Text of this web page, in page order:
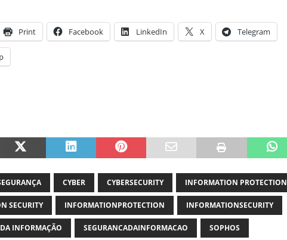
Print Facebook LinkedIn X Telegram
CYBER CYBERSECURITY INFORMATION PROTECTION
SECURITY INFORMATIONPROTECTION INFORMATIONSECURITY
INFORMAÇÃO SEGURANCADAINFORMACAO SOPHOS